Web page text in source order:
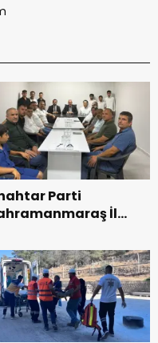
Parti
İl
ile buluştu.